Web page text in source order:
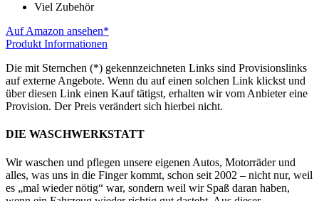
Viel Zubehör
Auf Amazon ansehen*
Produkt Informationen
Die mit Sternchen (*) gekennzeichneten Links sind Provisionslinks
auf externe Angebote. Wenn du auf einen solchen Link klickst und
über diesen Link einen Kauf tätigst, erhalten wir vom Anbieter eine
Provision. Der Preis verändert sich hierbei nicht.
DIE WASCHWERKSTATT
Wir waschen und pflegen unsere eigenen Autos, Motorräder und
alles, was uns in die Finger kommt, schon seit 2002 – nicht nur, weil
es „mal wieder nötig“ war, sondern weil wir Spaß daran haben,